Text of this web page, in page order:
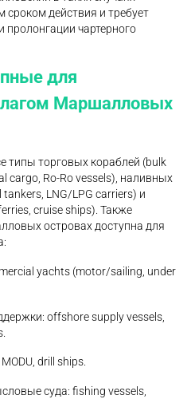
действия и требует
чартерного
для
Маршалловых
типы торговых кораблей (bulk
cargo, Ro-Ro vessels), наливных
LNG/LPG carriers) и
cruise ships). Также
островах доступна для
yachts (motor/sailing, under
offshore supply vessels,
drill ships.
суда: fishing vessels,